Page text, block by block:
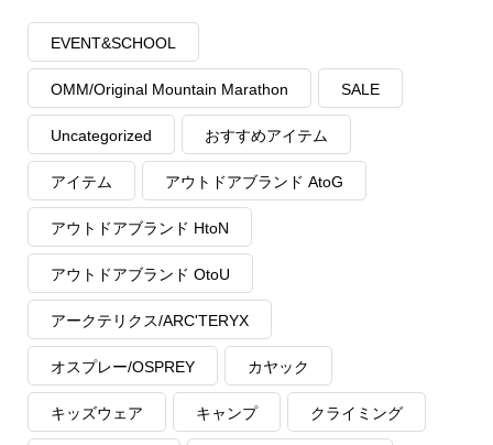
EVENT&SCHOOL
OMM/Original Mountain Marathon SALE
Uncategorized おすすめアイテム
アイテム アウトドアブランド AtoG
アウトドアブランド HtoN
アウトドアブランド OtoU
アークテリクス/ARC'TERYX
オスプレー/OSPREY カヤック
キッズウェア キャンプ クライミング